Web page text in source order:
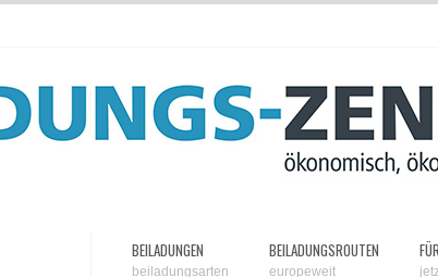
BEILADUNGEN
beiladungsarten
BEILADUNGSROUTEN
europeweit